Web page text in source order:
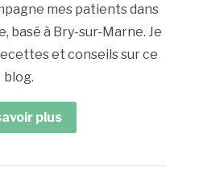
mes patients dans
basé à Bry-sur-Marne. Je
et conseils sur ce
blog.
plus